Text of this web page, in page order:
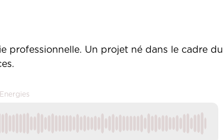
professionnelle. Un projet né dans le cadre du